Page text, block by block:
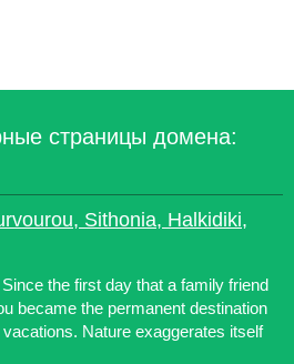
страницы домена:
Sithonia, Halkidiki,
the first day that a family friend
became the permanent destination
Nature exaggerates itself